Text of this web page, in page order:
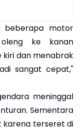
beberapa motor
ke kanan
kiri dan menabrak
sangat cepat,"
meninggal
Sementara
karena terseret di